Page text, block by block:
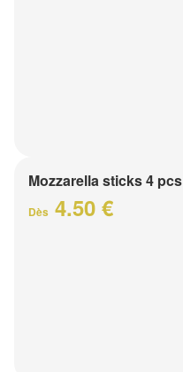
Mozzarella sticks 4 pcs
Dès 4.50 €